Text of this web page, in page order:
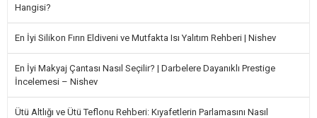
Hangisi?
En İyi Silikon Fırın Eldiveni ve Mutfakta Isı Yalıtım Rehberi | Nishev
En İyi Makyaj Çantası Nasıl Seçilir? | Darbelere Dayanıklı Prestige
İncelemesi – Nishev
Ütü Altlığı ve Ütü Teflonu Rehberi: Kıyafetlerin Parlamasını Nasıl